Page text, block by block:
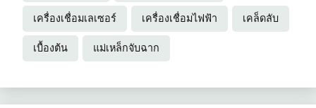
เครื่องเชื่อมเลเซอร์ เครื่องเชื่อมไฟฟ้า เคล็ดลับ
เบื้องต้น แม่เหล็กจับฉาก